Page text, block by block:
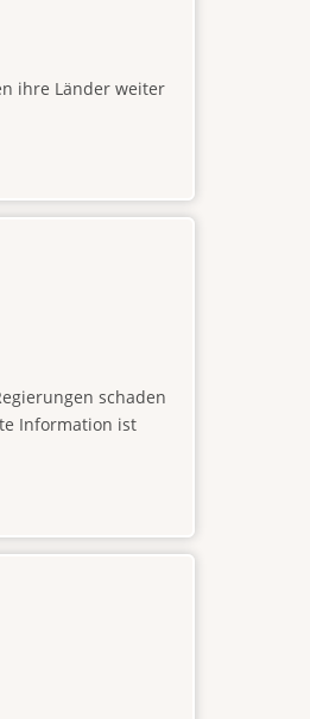
ihre Länder weiter
schaden
Information ist